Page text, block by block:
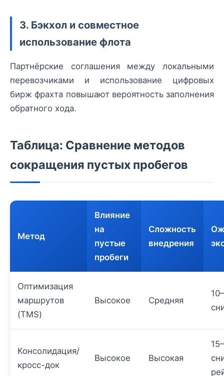
3. Бэкхол и совместное
использование флота
Партнёрские соглашения между локальными
перевозчиками и использование цифровых
бирж фрахта повышают вероятность заполнения
обратного хода.
Таблица: Сравнение методов
сокращения пустых пробегов
Метод
Влияние
на
пустые
пробеги
Сложность
внедрения
Оптимизация
маршрутов
(TMS)
Высокое Средняя
Консолидация/
кросс-док
Высокое Высокая